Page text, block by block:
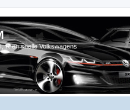
R en snelle Volkswagens